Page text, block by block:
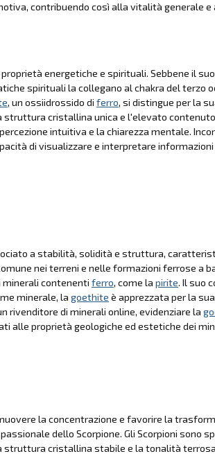
contribuendo così alla vitalità generale e
energetiche e spirituali. Sebbene il
spirituali la collegano al chakra del terzo
, un ossiidrossido di ferro, si distingue per la
struttura cristallina unica e l'elevato
intuitiva e la chiarezza mentale.
di visualizzare e interpretare
a stabilità, solidità e struttura,
nei terreni e nelle formazioni ferrose a
contenenti ferro, come la pirite. Il suo
minerale, la goethite è apprezzata per la
rivenditore di minerali online, evidenziare la
alle proprietà geologiche ed estetiche dei
la concentrazione e favorire la
dello Scorpione. Gli Scorpioni sono
struttura cristallina stabile e la tonalità